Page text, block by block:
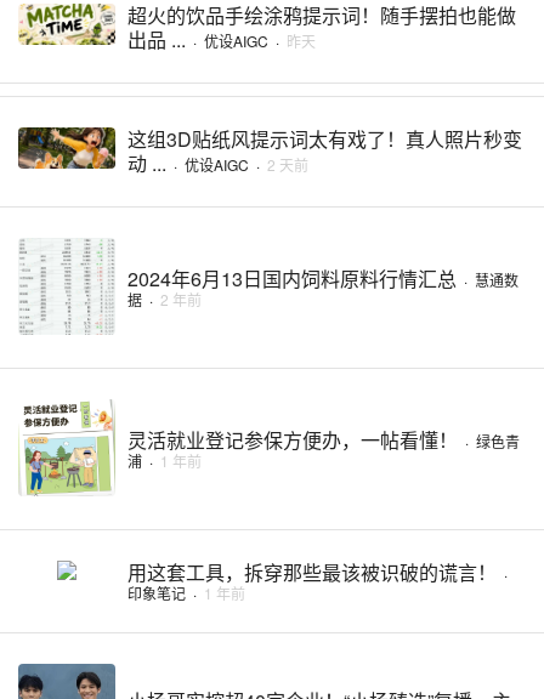
超火的饮品手绘涂鸦提示词！随手摆拍也能做
出品 ... · 优设AIGC · 昨天
这组3D贴纸风提示词太有戏了！真人照片秒变
动 ... · 优设AIGC · 2 天前
2024年6月13日国内饲料原料行情汇总 · 慧通数
据 · 2 年前
灵活就业登记参保方便办，一帖看懂！ · 绿色青
浦 · 1 年前
用这套工具，拆穿那些最该被识破的谎言！
·
印象笔记 · 1 年前